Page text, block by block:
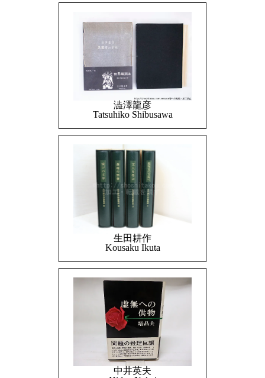
澁澤龍彦
Tatsuhiko Shibusawa
生田耕作
Kousaku Ikuta
中井英夫